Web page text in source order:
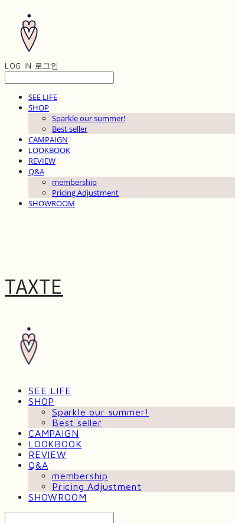
LOG IN 로그인
SEE LIFE
SHOP
Sparkle our summer!
Best seller
CAMPAIGN
LOOKBOOK
REVIEW
Q&A
membership
Pricing Adjustment
SHOWROOM
TAXTE
SEE LIFE
SHOP
Sparkle our summer!
Best seller
CAMPAIGN
LOOKBOOK
REVIEW
Q&A
membership
Pricing Adjustment
SHOWROOM